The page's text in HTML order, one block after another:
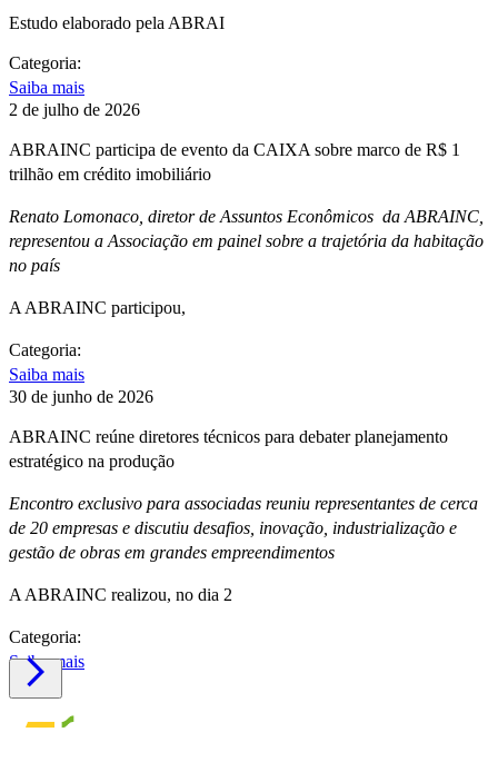
Estudo elaborado pela ABRAI
Categoria:
Saiba mais
2 de julho de 2026
ABRAINC participa de evento da CAIXA sobre marco de R$ 1
trilhão em crédito imobiliário
Renato Lomonaco, diretor de Assuntos Econômicos da ABRAINC,
representou a Associação em painel sobre a trajetória da habitação
no país
A ABRAINC participou,
Categoria:
Saiba mais
30 de junho de 2026
ABRAINC reúne diretores técnicos para debater planejamento
estratégico na produção
Encontro exclusivo para associadas reuniu representantes de cerca
de 20 empresas e discutiu desafios, inovação, industrialização e
gestão de obras em grandes empreendimentos
A ABRAINC realizou, no dia 2
Categoria:
Saiba mais
